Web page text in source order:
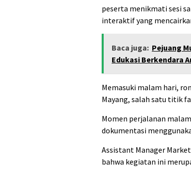
peserta menikmati sesi
interaktif yang
Baca juga: Pejuang
Edukasi Berkendara
Memasuki malam hari,
Mayang, salah satu titik
Momen perjalanan
dokumentasi
Assistant Manager
bahwa kegiatan ini